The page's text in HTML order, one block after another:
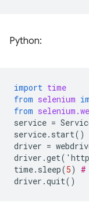
Python:
import time
from selenium
from
service =
service. start()
driver =
driver .get( ' http
time. sleep(5) #
driver .quit()